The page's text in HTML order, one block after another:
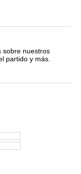
sobre nuestros
partido y más.